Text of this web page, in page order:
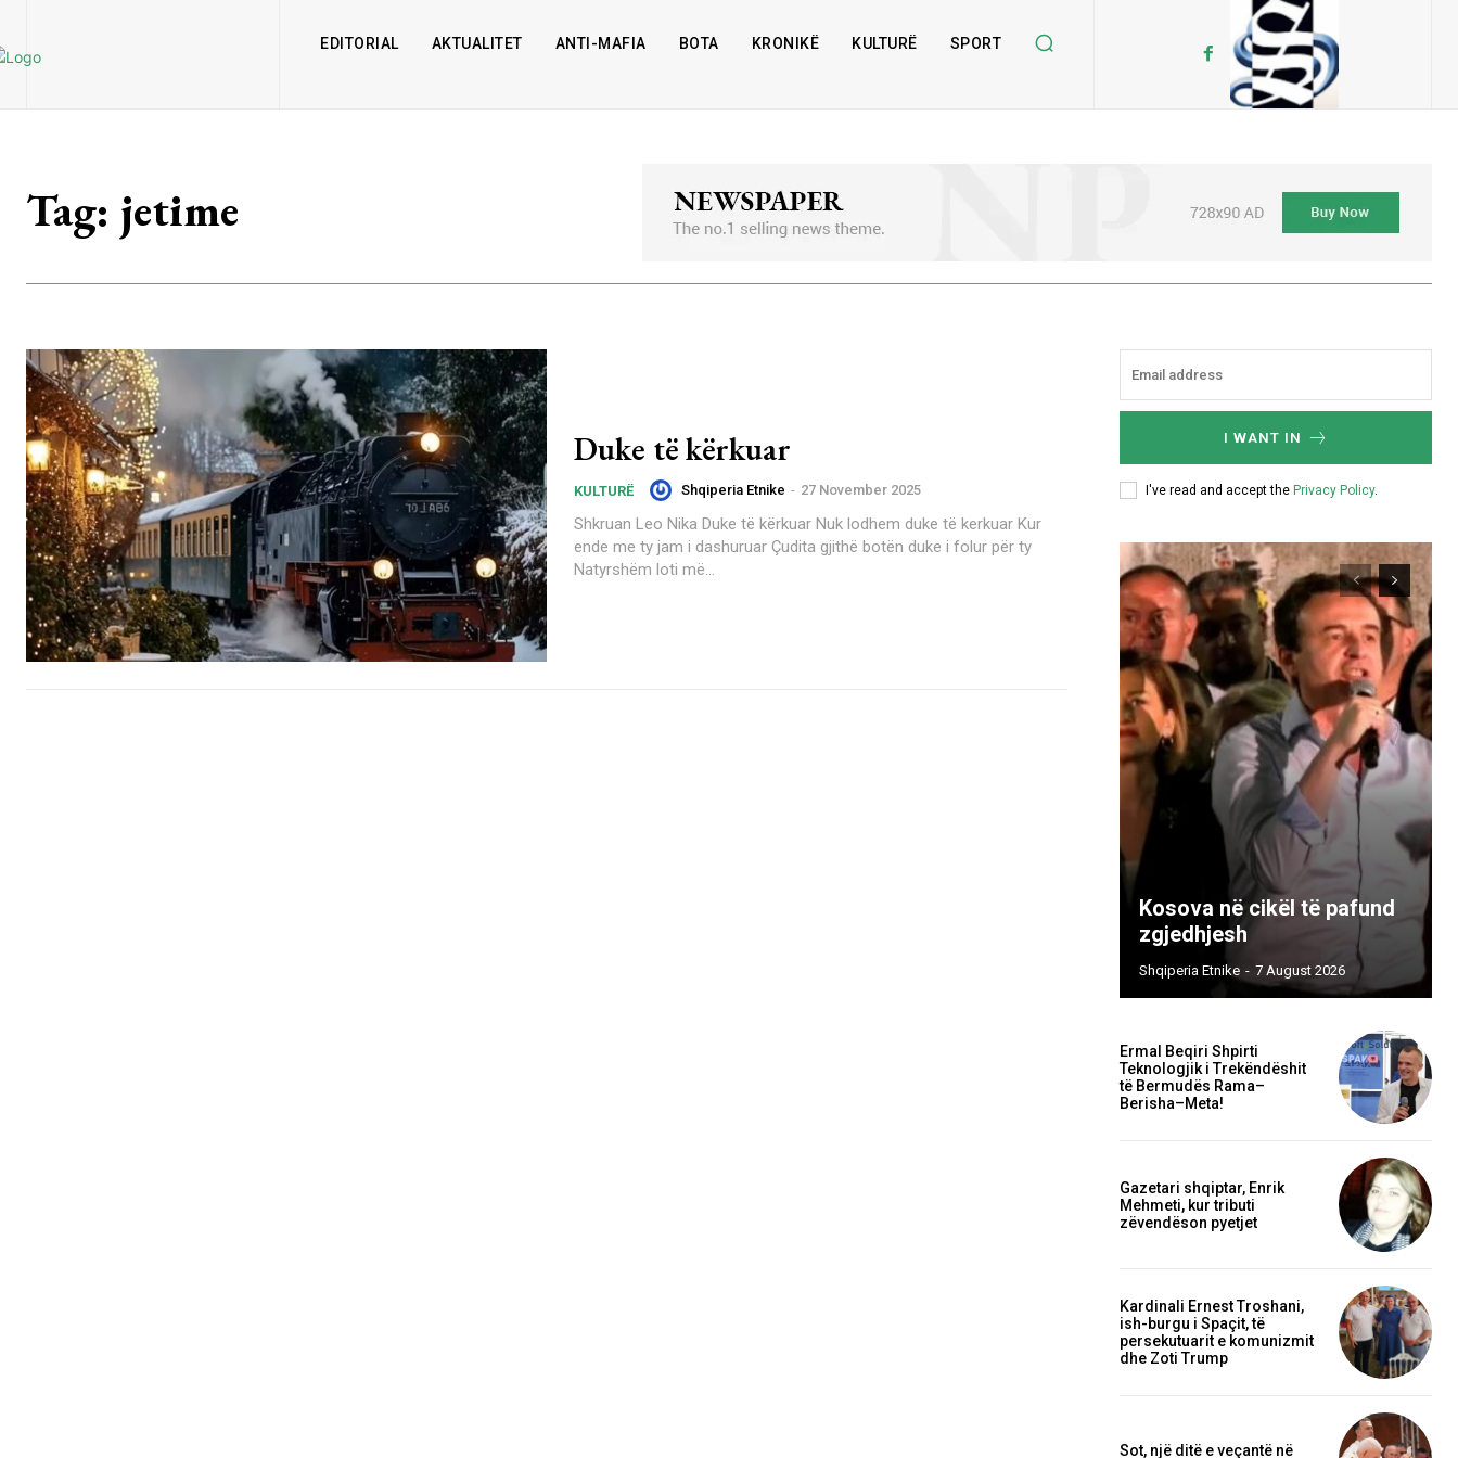
EDITORIAL AKTUALITET ANTI-MAFIA BOTA KRONIKË KULTURË SPORT
Tag: jetime
Duke të kërkuar
KULTURË Shqiperia Etnike - 27 November 2025
Shkruan Leo Nika Duke të kërkuar Nuk lodhem duke të kerkuar Kur
ende me ty jam i dashuruar Çudita gjithë botën duke i folur për ty
Natyrshëm loti më...
I WANT IN
I've read and accept the Privacy Policy.
Kosova në cikël të pafund
zgjedhjesh
Shqiperia Etnike - 7 August 2026
Ermal Beqiri Shpirti
Teknologjik i Trekëndëshit
të Bermudës Rama–
Berisha–Meta!
Gazetari shqiptar, Enrik
Mehmeti, kur tributi
zëvendëson pyetjet
Kardinali Ernest Troshani,
ish-burgu i Spaçit, të
persekutuarit e komunizmit
dhe Zoti Trump
Sot, një ditë e veçantë në